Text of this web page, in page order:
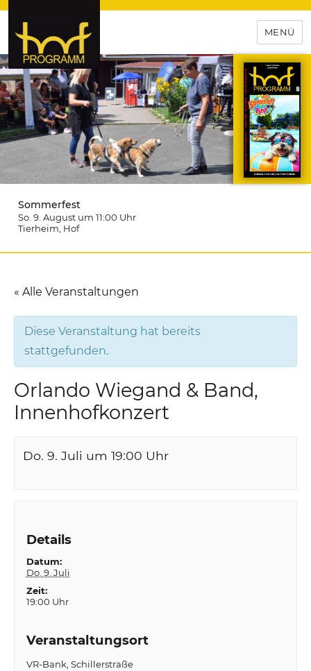
hof-programm – das
Veranstaltungsportal für
Hochfranken
MENÜ
Sommerfest
So. 9. August um 11:00 Uhr
Tierheim , Hof
« Alle Veranstaltungen
Diese Veranstaltung hat bereits
stattgefunden.
Orlando Wiegand & Band,
Innenhofkonzert
Do. 9. Juli um 19:00 Uhr
Details
Datum:
Do. 9. Juli
Zeit:
19:00 Uhr
Veranstaltungsort
VR-Bank, Schillerstraße